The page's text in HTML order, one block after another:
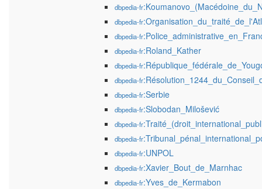
dbpedia-fr
dbpedia-fr
dbpedia-fr
dbpedia-fr:Roland_Kather
dbpedia-fr
dbpedia-fr
dbpedia-fr:Serbie
dbpedia-fr:Slobodan_Milošević
dbpedia-fr
dbpedia-fr
dbpedia-fr:UNPOL
dbpedia-fr:Xavier_Bout_de_Marnhac
dbpedia-fr:Yves_de_Kermabon